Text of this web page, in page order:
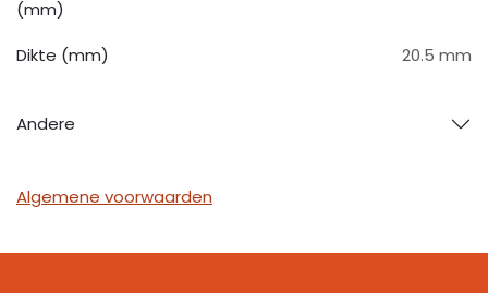
(mm)
Dikte (mm) 20.5 mm
Andere
Algemene voorwaarden